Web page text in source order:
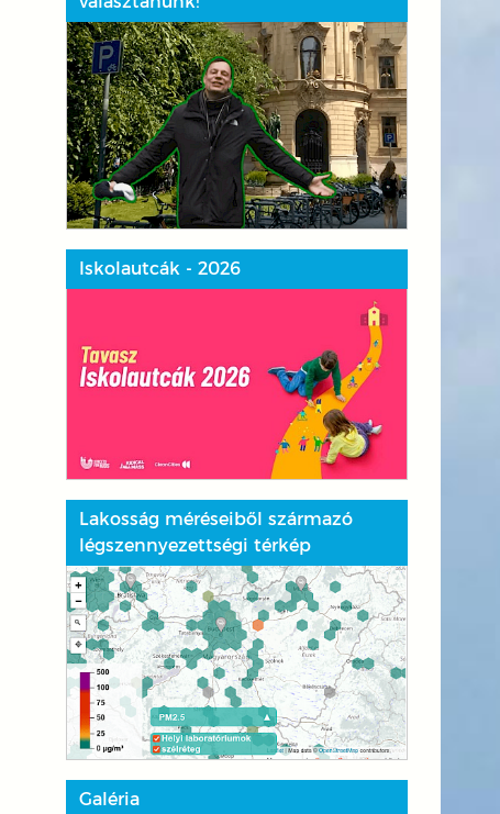
Iskolautcák - 2026
Lakosság méréseiből származó
légszennyezettségi térkép
Galéria